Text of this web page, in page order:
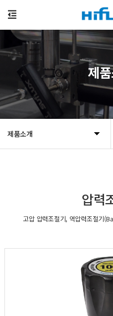
제품소개
제
압력
고압 압력조절기, 역압력조절기